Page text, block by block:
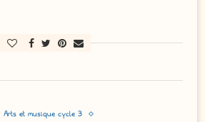
Arts et musique cycle 3